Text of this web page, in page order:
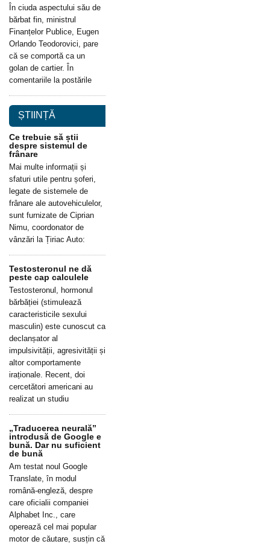
În ciuda aspectului său de
bărbat fin, ministrul
Finanțelor Publice, Eugen
Orlando Teodorovici, pare
că se comportă ca un
golan de cartier. În
comentariile la postările
ȘTIINȚĂ
Ce trebuie să știi
despre sistemul de
frânare
Mai multe informații și
sfaturi utile pentru șoferi,
legate de sistemele de
frânare ale autovehiculelor,
sunt furnizate de Ciprian
Nimu, coordonator de
vânzări la Țiriac Auto:
Testosteronul ne dă
peste cap calculele
Testosteronul, hormonul
bărbăției (stimulează
caracteristicile sexului
masculin) este cunoscut ca
declanșator al
impulsivității, agresivității și
altor comportamente
iraționale. Recent, doi
cercetători americani au
realizat un studiu
„Traducerea neurală”
introdusă de Google e
bună. Dar nu suficient
de bună
Am testat noul Google
Translate, în modul
română-engleză, despre
care oficialii companiei
Alphabet Inc., care
operează cel mai popular
motor de căutare, susțin că